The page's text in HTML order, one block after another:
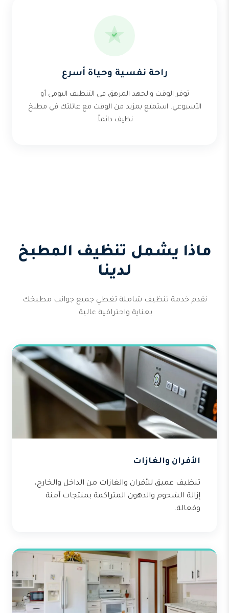
راحة نفسية وحياة أسرع
توفر الوقت والجهد المرهق في التنظيف اليومي أو
الأسبوعي. استمتع بمزيد من الوقت مع عائلتك في مطبخ
نظيف دائماً.
ماذا يشمل تنظيف المطبخ
لدينا
نقدم خدمة تنظيف شاملة تغطي جميع جوانب مطبخك
بعناية واحترافية عالية.
الأفران والغازات
تنظيف عميق للأفران والغازات من الداخل والخارج،
إزالة الشحوم والدهون المتراكمة بمنتجات آمنة
وفعالة.